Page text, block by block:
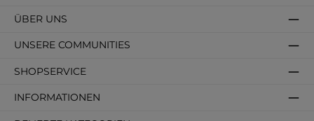
SHOPSERVICE
INFORMATIONEN
ÜBER UNS
UNSERE COMMUNITIES